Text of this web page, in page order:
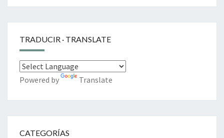
TRADUCIR · TRANSLATE
Powered by Translate
CATEGORÍAS